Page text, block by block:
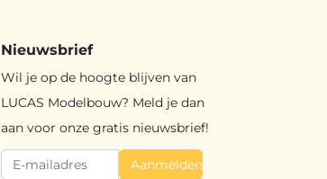
Nieuwsbrief
Wil je op de hoogte blijven van
LUCAS Modelbouw? Meld je dan
aan voor onze gratis nieuwsbrief!
Aanmelden